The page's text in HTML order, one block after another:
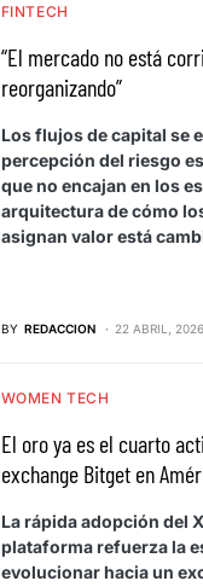
FINTECH
“El mercado no está
reorganizando”
Los flujos de capital se
percepción del riesgo
que no encajan en los
arquitectura de cómo
asignan valor está
BY REDACCION 22 ABRIL, 2026
WOMEN TECH
El oro ya es el cuarto
exchange Bitget en
La rápida adopción del
plataforma refuerza la
evolucionar hacia un